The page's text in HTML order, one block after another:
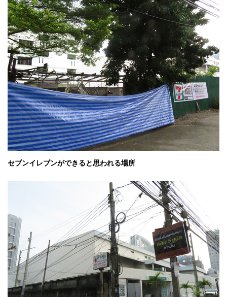
セブンイレブンができると思われる場所